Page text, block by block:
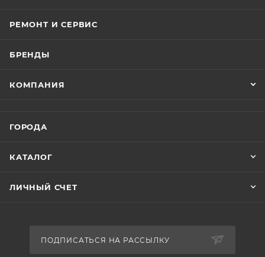
РЕМОНТ И СЕРВИС
БРЕНДЫ
КОМПАНИЯ
ГОРОДА
КАТАЛОГ
ЛИЧНЫЙ СЧЕТ
ПОДПИСАТЬСЯ НА РАССЫЛКУ